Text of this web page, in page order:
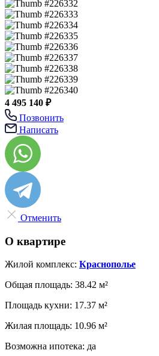
4 495 140 ₽
Позвонить
Написать
Отменить
О квартире
Жилой комплекс: Краснополье
Общая площадь: 38.42 м²
Площадь кухни: 17.37 м²
Жилая площадь: 10.96 м²
Возможна ипотека: да